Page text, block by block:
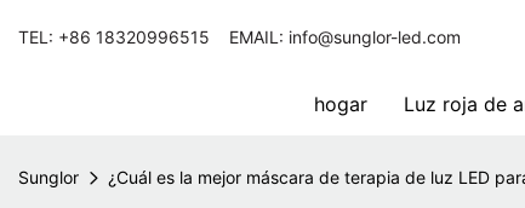
TEL: +86 18320996515 EMAIL: info@sunglor-led.com
hogar Luz roja de
Sunglor ¿Cuál es la mejor máscara de terapia de luz LED